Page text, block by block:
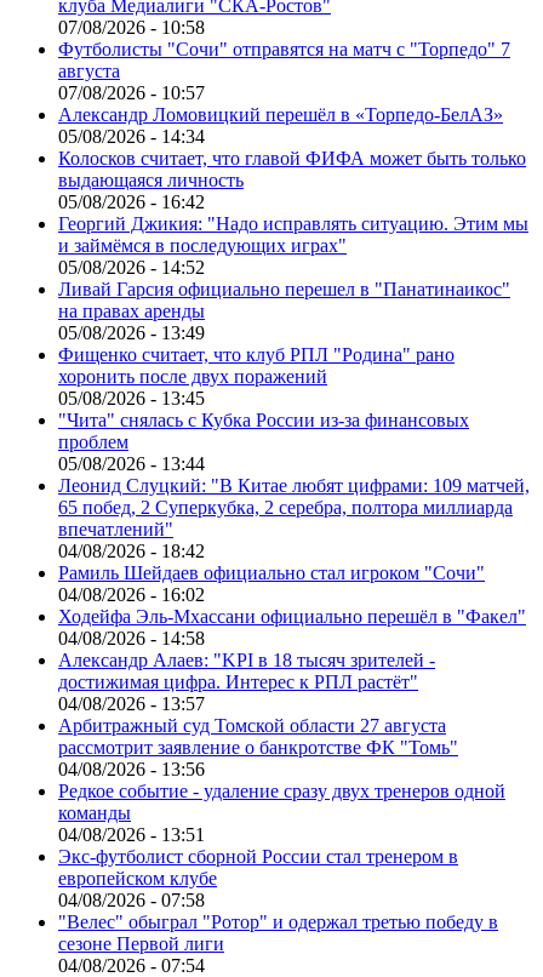
клуба Медиалиги "СКА-Ростов"
07/08/2026 - 10:58
Футболисты "Сочи" отправятся на матч с "Торпедо" 7
августа
07/08/2026 - 10:57
Александр Ломовицкий перешёл в «Торпедо-БелАЗ»
05/08/2026 - 14:34
Колосков считает, что главой ФИФА может быть только
выдающаяся личность
05/08/2026 - 16:42
Георгий Джикия: "Надо исправлять ситуацию. Этим мы
и займёмся в последующих играх"
05/08/2026 - 14:52
Ливай Гарсия официально перешел в "Панатинаикос"
на правах аренды
05/08/2026 - 13:49
Фищенко считает, что клуб РПЛ "Родина" рано
хоронить после двух поражений
05/08/2026 - 13:45
"Чита" снялась с Кубка России из-за финансовых
проблем
05/08/2026 - 13:44
Леонид Слуцкий: "В Китае любят цифрами: 109 матчей,
65 побед, 2 Суперкубка, 2 серебра, полтора миллиарда
впечатлений"
04/08/2026 - 18:42
Рамиль Шейдаев официально стал игроком "Сочи"
04/08/2026 - 16:02
Ходейфа Эль-Мхассани официально перешёл в "Факел"
04/08/2026 - 14:58
Александр Алаев: "KPI в 18 тысяч зрителей -
достижимая цифра. Интерес к РПЛ растёт"
04/08/2026 - 13:57
Арбитражный суд Томской области 27 августа
рассмотрит заявление о банкротстве ФК "Томь"
04/08/2026 - 13:56
Редкое событие - удаление сразу двух тренеров одной
команды
04/08/2026 - 13:51
Экс-футболист сборной России стал тренером в
европейском клубе
04/08/2026 - 07:58
"Велес" обыграл "Ротор" и одержал третью победу в
сезоне Первой лиги
04/08/2026 - 07:54